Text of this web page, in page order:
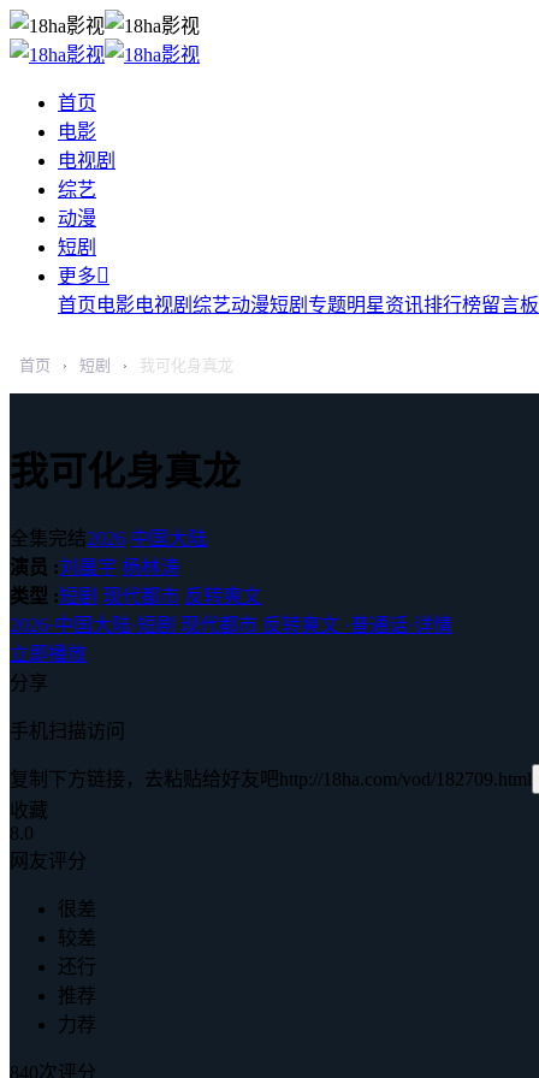
首页
电影
电视剧
综艺
动漫
短剧
更多
首页电影电视剧 综艺动漫短剧 专题明星资讯排行榜留言板
首页 › 短剧 › 我可化身真龙
我可化身真龙
全集完结2026 中国大陆
演员 :刘晨宇 杨林涛
类型 :短剧 现代都市 反转爽文
2026·中国大陆·短剧 现代都市 反转爽文 ·普通话·详情
立即播放
分享
手机扫描访问
复制下方链接，去粘贴给好友吧http://18ha.com/vod/182709.html
收藏
8.0
网友评分
很差
较差
还行
推荐
力荐
840次评分